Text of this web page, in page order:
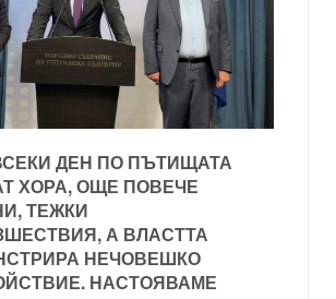
ДЕН ПО ПЪТИЩАТА
ХОРА, ОЩЕ ПОВЕЧЕ
ТЕЖКИ
А ВЛАСТТА
НЕЧОВЕШКО
НАСТОЯВАМЕ